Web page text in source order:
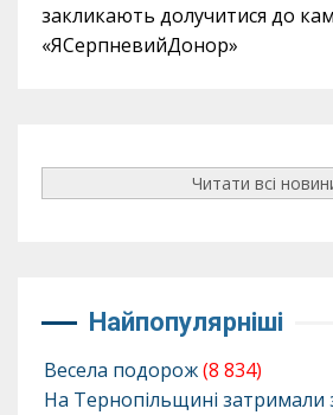
закликають долучитися до
«ЯСерпневийДонор»
Читати всі
Найпопулярніші
Весела подорож(8 834)
На Тернопільщині затримали